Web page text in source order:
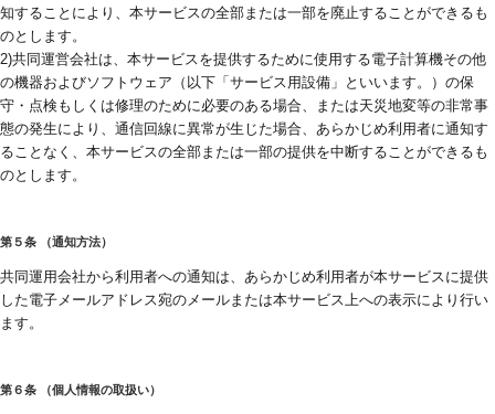
知することにより、本サービスの全部または一部を廃止することができるも
のとします。
2)共同運営会社は、本サービスを提供するために使用する電子計算機その他
の機器およびソフトウェア（以下「サービス用設備」といいます。）の保
守・点検もしくは修理のために必要のある場合、または天災地変等の非常事
態の発生により、通信回線に異常が生じた場合、あらかじめ利用者に通知す
ることなく、本サービスの全部または一部の提供を中断することができるも
のとします。
第５条 （通知方法）
共同運用会社から利用者への通知は、あらかじめ利用者が本サービスに提供
した電子メールアドレス宛のメールまたは本サービス上への表示により行い
ます。
第６条 （個人情報の取扱い）